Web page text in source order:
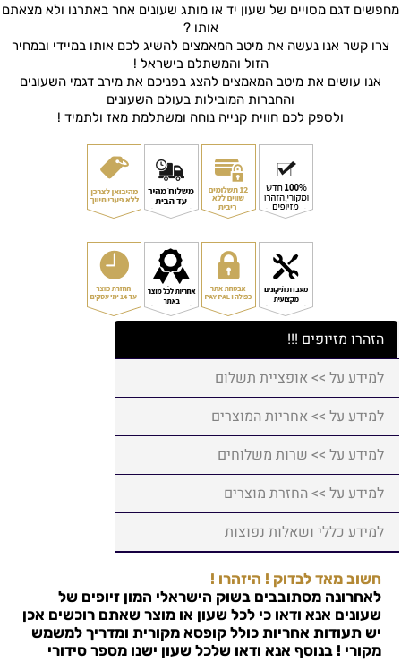
מחפשים דגם מסויים של שעון יד או מותג שעונים אחר באתרנו ולא מצאתם
אותו ?
צרו קשר אנו נעשה את מיטב המאמצים להשיג לכם אותו במיידי ובמחיר
הזול והמשתלם בישראל !
אנו עושים את מיטב המאמצים להצג בפניכם את מירב דגמי השעונים
והחברות המובילות בעולם השעונים
ולספק לכם חווית קנייה נוחה ומשתלמת מאז ולתמיד !
הזהרו מזיופים !!!
למידע על >> אופציית תשלום
למידע על >> אחריות המוצרים
למידע על >> שרות משלוחים
למידע על >> החזרת מוצרים
למידע כללי ושאלות נפוצות
חשוב מאד לבדוק ! היזהרו !
לאחרונה מסתובבים בשוק הישראלי המון זיופים של
שעונים אנא ודאו כי לכל שעון או מוצר שאתם רוכשים אכן
יש תעודות אחריות כולל קופסא מקורית ומדריך למשמש
מקורי ! בנוסף אנא ודאו שלכל שעון ישנו מספר סידורי